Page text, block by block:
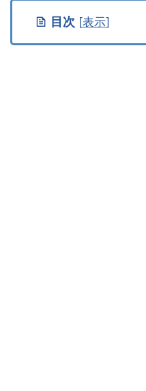
目次 [表示]